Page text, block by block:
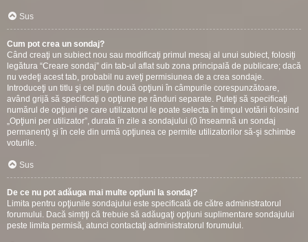
Sus
Cum pot crea un sondaj?
Când creaţi un subiect nou sau modificaţi primul mesaj al unui subiect, folosiți
legătura “Creare sondaj” din tab-ul aflat sub zona principală de publicare; dacă
nu vedeţi acest tab, probabil nu aveţi permisiunea de a crea sondaje.
Introduceţi un titlu şi cel puţin două opţiuni în câmpurile corespunzătoare,
având grijă să specificaţi o opţiune pe rânduri separate. Puteţi să specificaţi
numărul de opţiuni pe care utilizatorul le poate selecta în timpul votării folosind
„Opţiuni per utilizator”, durata în zile a sondajului (0 înseamnă un sondaj
permanent) şi în cele din urmă opţiunea ce permite utilizatorilor să-şi schimbe
voturile.
Sus
De ce nu pot adăuga mai multe opţiuni la sondaj?
Limita pentru opţiunile sondajului este specificată de către administratorul
forumului. Dacă simțiţi că trebuie să adăugaţi opţiuni suplimentare sondajului
peste limita permisă, atunci contactaţi administratorul forumului.